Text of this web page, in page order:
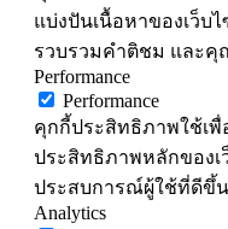
แบ่งปันเนื้อหาของเว็บ
รวบรวมคำติชม และ
Performance
Performance
คุกกี้ประสิทธิภาพใช้เพื่
ประสิทธิภาพหลักของเ
ประสบการณ์ผู้ใช้ที่ดีขึ้
Analytics